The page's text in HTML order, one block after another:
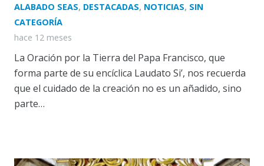
ALABADO SEAS, DESTACADAS, NOTICIAS, SIN
CATEGORÍA
hace 12 meses
La Oración por la Tierra del Papa Francisco, que
forma parte de su encíclica Laudato Si’, nos recuerda
que el cuidado de la creación no es un añadido, sino
parte…